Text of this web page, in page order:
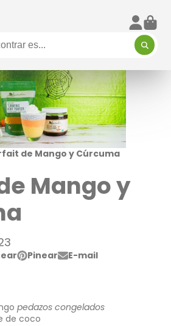
de Mango y Cúrcuma
Mango y
Pinear
Pin
Se
nueva
ventana.
E-mail
Compartir
pedazos congelados
de coco